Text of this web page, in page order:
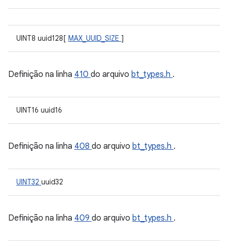
UINT8 uuid128[ MAX_UUID_SIZE ]
Definição na linha 410 do arquivo bt_types.h .
UINT16 uuid16
Definição na linha 408 do arquivo bt_types.h .
UINT32 uuid32
Definição na linha 409 do arquivo bt_types.h .